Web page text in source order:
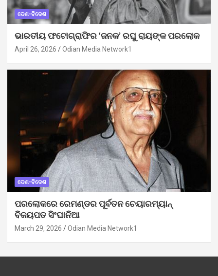
ଦେଶ-ବିଦେଶ
ଭାରତୀୟ ଫଟୋଗ୍ରାଫିର ‘ଜନକ’ ରଘୁ ରାୟଙ୍କ ପରଲୋକ
April 26, 2026 Odian Media Network1
ଦେଶ-ବିଦେଶ
ପରଲୋକରେ ରେମଣ୍ଡର ପୂର୍ବତନ ଚେୟାରମ୍ୟାନ୍
ବିଜୟପତ ସିଂଘାନିଆ
March 29, 2026 Odian Media Network1